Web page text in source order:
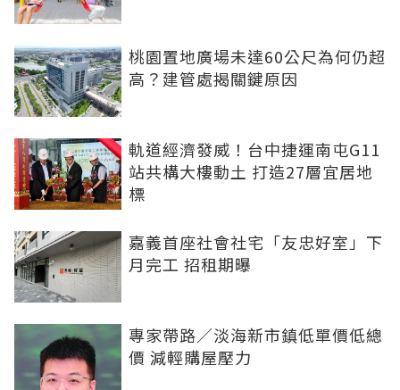
桃園置地廣場未達60公尺為何仍超
高？建管處揭關鍵原因
軌道經濟發威！台中捷運南屯G11
站共構大樓動土 打造27層宜居地
標
嘉義首座社會社宅「友忠好室」下
月完工 招租期曝
專家帶路／淡海新市鎮低單價低總
價 減輕購屋壓力